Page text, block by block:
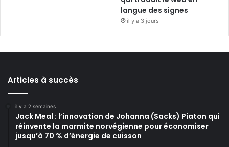
langue des signes
il y a 3 jours
Articles à succès
il y a 2 semaines
Jack Meal : l’innovation de Johanna (Sacks) Piaton qui
réinvente la marmite norvégienne pour économiser
jusqu’à 70 % d’énergie de cuisson